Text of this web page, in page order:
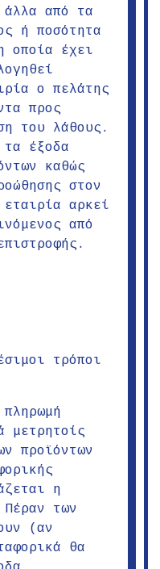
άλλα από τα
ή ποσότητα
οποία έχει
ο πελάτης
προς
του λάθους.
τα έξοδα
καθώς
στον
αρκεί
από
τρόποι
μετρητοίς
προϊόντων
η
των
(αν
θα